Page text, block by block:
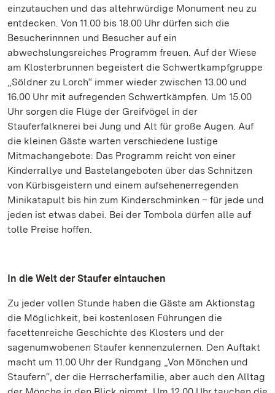
einzutauchen und das altehrwürdige Monument neu zu
entdecken. Von 11.00 bis 18.00 Uhr dürfen sich die
Besucherinnnen und Besucher auf ein
abwechslungsreiches Programm freuen. Auf der Wiese
am Klosterbrunnen begeistert die Schwertkampfgruppe
„Söldner zu Lorch“ immer wieder zwischen 13.00 und
16.00 Uhr mit aufregenden Schwertkämpfen. Um 15.00
Uhr sorgen die Flüge der Greifvögel in der
Stauferfalknerei bei Jung und Alt für große Augen. Auf
die kleinen Gäste warten verschiedene lustige
Mitmachangebote: Das Programm reicht von einer
Kinderrallye und Bastelangeboten über das Schnitzen
von Kürbisgeistern und einem aufsehenerregenden
Minikatapult bis hin zum Kinderschminken ­– für jede und
jeden ist etwas dabei. Bei der Tombola dürfen alle auf
tolle Preise hoffen.
In die Welt der Staufer eintauchen
Zu jeder vollen Stunde haben die Gäste am Aktionstag
die Möglichkeit, bei kostenlosen Führungen die
facettenreiche Geschichte des Klosters und der
sagenumwobenen Staufer kennenzulernen. Den Auftakt
macht um 11.00 Uhr der Rundgang „Von Mönchen und
Staufern“, der die Herrscherfamilie, aber auch den Alltag